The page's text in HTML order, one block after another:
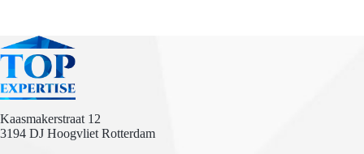
Kaasmakerstraat 12
3194 DJ Hoogvliet Rotterdam